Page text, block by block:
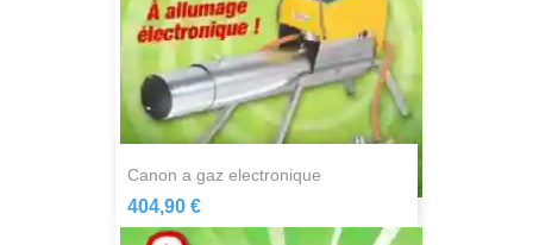
canon a gaz electronique
404,90 €